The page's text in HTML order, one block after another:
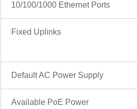
10/100/1000 Ethernet Ports
Fixed Uplinks
Default AC Power Supply
Available PoE Power